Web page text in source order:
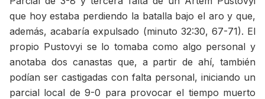
que hoy estaba perdiendo la batalla bajo el aro y que,
además, acabaría expulsado (minuto 32:30, 67-71). El
propio Pustovyi se lo tomaba como algo personal y
anotaba dos canastas que, a partir de ahí, también
podían ser castigadas con falta personal, iniciando un
parcial local de 9-0 para provocar el tiempo muerto